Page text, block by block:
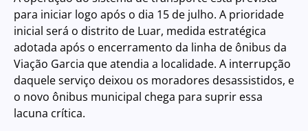
para iniciar logo após o dia 15 de julho. A prioridade
inicial será o distrito de Luar, medida estratégica
adotada após o encerramento da linha de ônibus da
Viação Garcia que atendia a localidade. A interrupção
daquele serviço deixou os moradores desassistidos, e
o novo ônibus municipal chega para suprir essa
lacuna crítica.